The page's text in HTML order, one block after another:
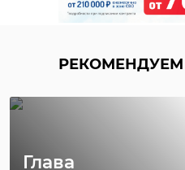
РЕКОМЕНДУЕМ
Глава